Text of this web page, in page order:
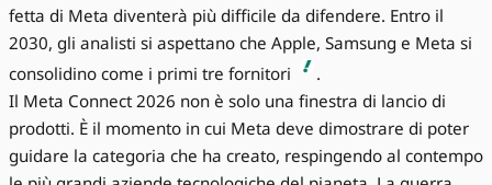
fetta di Meta diventerà più difficile da difendere. Entro il
2030, gli analisti si aspettano che Apple, Samsung e Meta si
consolidino come i primi tre fornitori
.
Il Meta Connect 2026 non è solo una finestra di lancio di
prodotti. È il momento in cui Meta deve dimostrare di poter
guidare la categoria che ha creato, respingendo al contempo